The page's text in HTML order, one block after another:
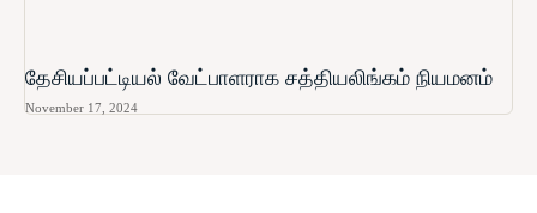
தேசியப்பட்டியல் வேட்பாளராக சத்தியலிங்கம் நியமனம்
November 17, 2024